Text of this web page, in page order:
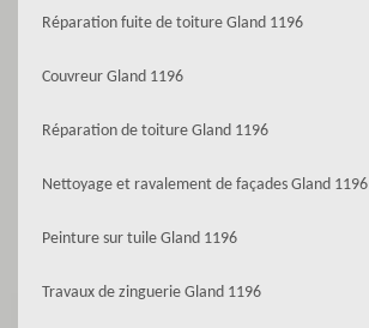
Réparation fuite de toiture Gland 1196
Couvreur Gland 1196
Réparation de toiture Gland 1196
Nettoyage et ravalement de façades Gland 1196
Peinture sur tuile Gland 1196
Travaux de zinguerie Gland 1196